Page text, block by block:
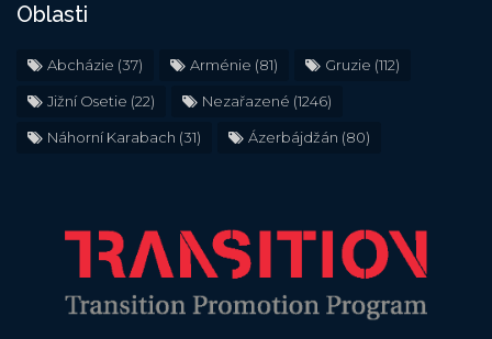
Oblasti
Abcházie (37) Arménie (81) Gruzie (112)
Jižní Osetie (22) Nezařazené (1246)
Náhorní Karabach (31) Ázerbájdžán (80)